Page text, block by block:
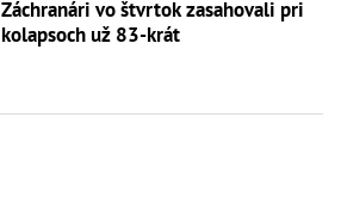
Záchranári vo štvrtok zasahovali pri
kolapsoch už 83-krát